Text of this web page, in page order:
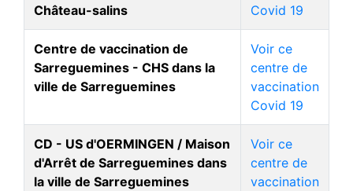
Château-salins
Covid 19
Centre de vaccination de
Sarreguemines - CHS dans la
ville de Sarreguemines
Voir ce
centre de
vaccination
Covid 19
CD - US d'OERMINGEN / Maison
d'Arrêt de Sarreguemines dans
la ville de Sarreguemines
Voir ce
centre de
vaccination